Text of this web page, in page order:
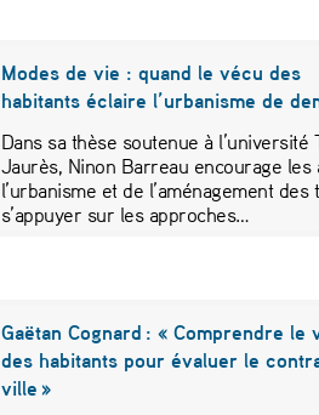
Modes de vie : quand le vécu des
habitants éclaire l’urbanisme de
Dans sa thèse soutenue à l’université
Jaurès, Ninon Barreau encourage les
l’urbanisme et de l’aménagement
s’appuyer sur les approches…
Gaëtan Cognard : « Comprendre le
des habitants pour évaluer le
ville »